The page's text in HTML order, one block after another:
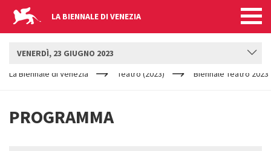
LA BIENNALE DI VENEZIA
ARE
La Biennale di Venezia Teatro (2023) Biennale Teatro 2023
PROGRAMMA
VENERDÌ, 23 GIUGNO 2023